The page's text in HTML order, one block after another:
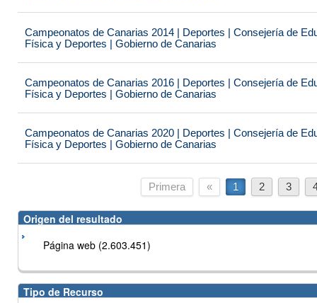
Campeonatos de Canarias 2014 | Deportes | Consejería de
Física y Deportes | Gobierno de Canarias
Campeonatos de Canarias 2016 | Deportes | Consejería de
Física y Deportes | Gobierno de Canarias
Campeonatos de Canarias 2020 | Deportes | Consejería de
Física y Deportes | Gobierno de Canarias
Primera « 1 2 3
Origen del resultado
Página web (2.603.451)
Tipo de Recurso